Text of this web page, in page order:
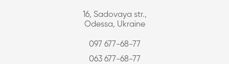
16, Sadovaya str.,
Odessa, Ukraine
097 677-68-77
063 677-68-77